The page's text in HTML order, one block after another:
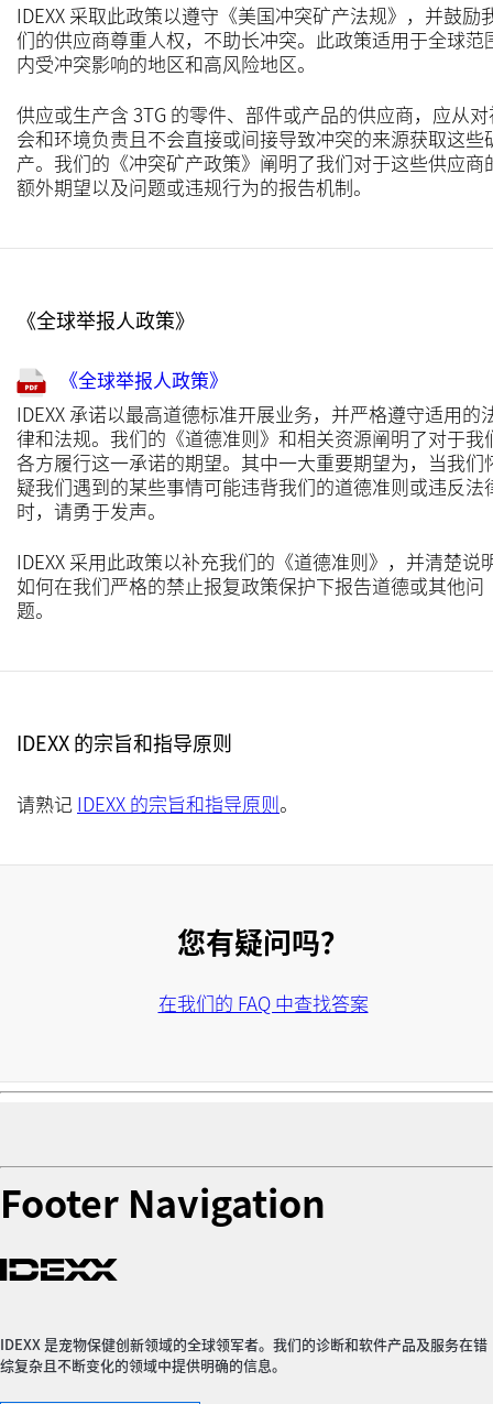
IDEXX 采取此政策以遵守《美国冲突矿产法规》，并鼓励
们的供应商尊重人权，不助长冲突。此政策适用于全球范
内受冲突影响的地区和高风险地区。
供应或生产含 3TG 的零件、部件或产品的供应商，应从
会和环境负责且不会直接或间接导致冲突的来源获取这些
产。我们的《冲突矿产政策》阐明了我们对于这些供应商
额外期望以及问题或违规行为的报告机制。
《全球举报人政策》
《全球举报人政策》
IDEXX 承诺以最高道德标准开展业务，并严格遵守适用的
律和法规。我们的《道德准则》和相关资源阐明了对于我
各方履行这一承诺的期望。其中一大重要期望为，当我们
疑我们遇到的某些事情可能违背我们的道德准则或违反法
时，请勇于发声。
IDEXX 采用此政策以补充我们的《道德准则》，并清楚说
如何在我们严格的禁止报复政策保护下报告道德或其他问
题。
IDEXX 的宗旨和指导原则
请熟记 IDEXX 的宗旨和指导原则。
您有疑问吗？
在我们的 FAQ 中查找答案
Footer Navigation
IDEXX 是宠物保健创新领域的全球领军者。我们的诊断和软件产品及服务在错
综复杂且不断变化的领域中提供明确的信息。